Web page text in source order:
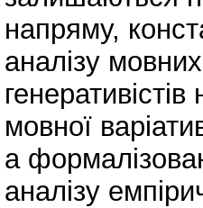
напряму,
аналізу
мовної
а
аналізу